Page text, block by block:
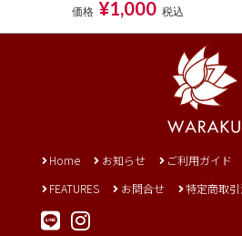
価格 ¥1,000 税込
Home お知らせ ご利用ガイド
FEATURES
お問合せ 特定商取